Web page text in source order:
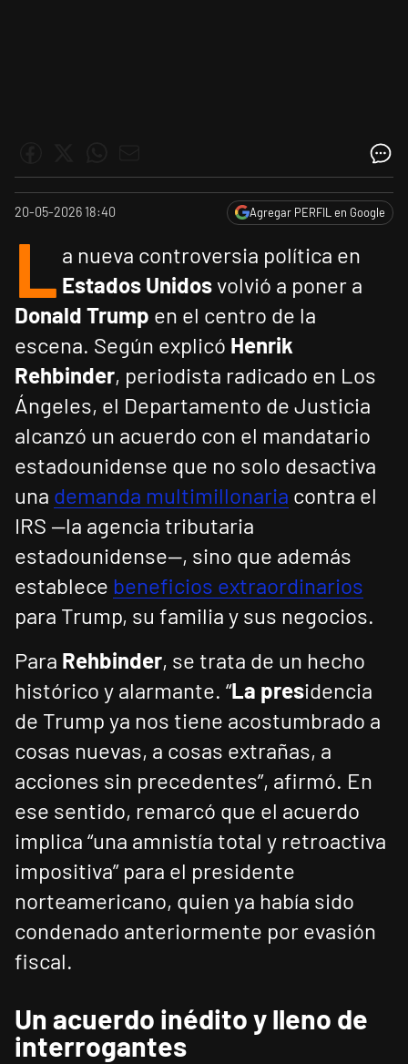
20-05-2026 18:40 Agregar PERFIL en Google
L a nueva controversia política en
Estados Unidosvolvió a poner a
Donald Trump en el centro de la
escena. Según explicó Henrik
Rehbinder, periodista radicado en Los
Ángeles, el Departamento de Justicia
alcanzó un acuerdo con el mandatario
estadounidense que no solo desactiva
una demanda multimillonaria contra el
IRS —la agencia tributaria
estadounidense—, sino que además
establece beneficios extraordinarios
para Trump, su familia y sus negocios.
Para Rehbinder, se trata de un hecho
histórico y alarmante. “La presidencia
de Trump ya nos tiene acostumbrado a
cosas nuevas, a cosas extrañas, a
acciones sin precedentes”, afirmó. En
ese sentido, remarcó que el acuerdo
implica “una amnistía total y retroactiva
impositiva” para el presidente
norteamericano, quien ya había sido
condenado anteriormente por evasión
fiscal.
Un acuerdo inédito y lleno de
interrogantes